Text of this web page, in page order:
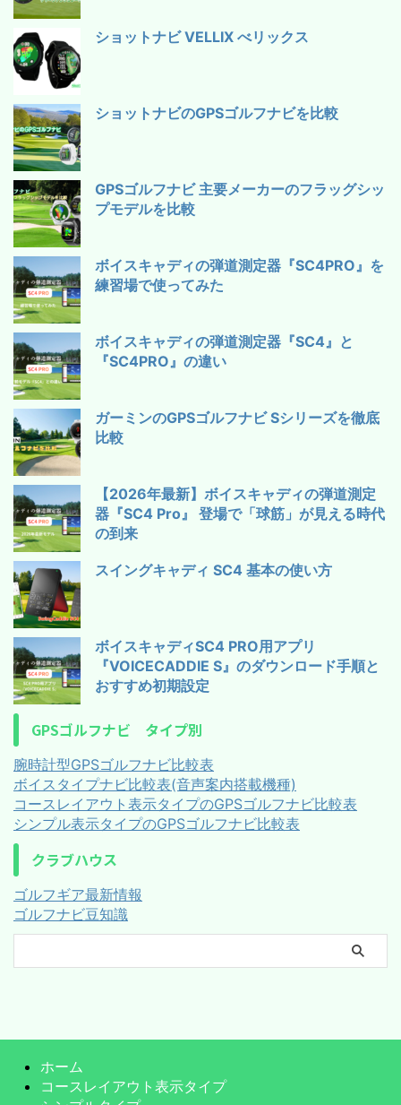
ショットナビ VELLIX べリックス
ショットナビのGPSゴルフナビを比較
GPSゴルフナビ 主要メーカーのフラッグシッ
プモデルを比較
ボイスキャディの弾道測定器『SC4PRO』を
練習場で使ってみた
ボイスキャディの弾道測定器『SC4』と
『SC4PRO』の違い
ガーミンのGPSゴルフナビ Sシリーズを徹底
比較
【2026年最新】ボイスキャディの弾道測定
器『SC4 Pro』 登場で「球筋」が見える時代
の到来
スイングキャディ SC4 基本の使い方
ボイスキャディSC4 PRO用アプリ
『VOICECADDIE S』のダウンロード手順と
おすすめ初期設定
GPSゴルフナビ タイプ別
腕時計型GPSゴルフナビ比較表
ボイスタイプナビ比較表(音声案内搭載機種)
コースレイアウト表示タイプのGPSゴルフナビ比較表
シンプル表示タイプのGPSゴルフナビ比較表
クラブハウス
ゴルフギア最新情報
ゴルフナビ豆知識
ホーム
コースレイアウト表示タイプ